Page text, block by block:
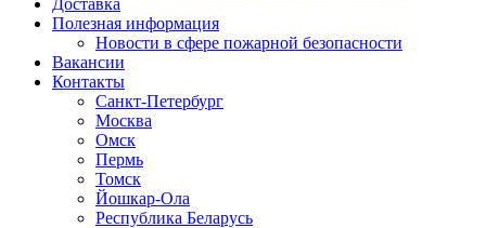
Доставка
Полезная информация
Новости в сфере пожарной безопасности
Вакансии
Контакты
Санкт-Петербург
Москва
Омск
Пермь
Томск
Йошкар-Ола
Республика Беларусь